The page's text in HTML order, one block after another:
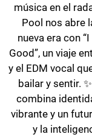
música en el
Pool nos abre
nueva era con
Good”, un viaje
y el EDM vocal
bailar y sentir.
combina
vibrante y un
y la